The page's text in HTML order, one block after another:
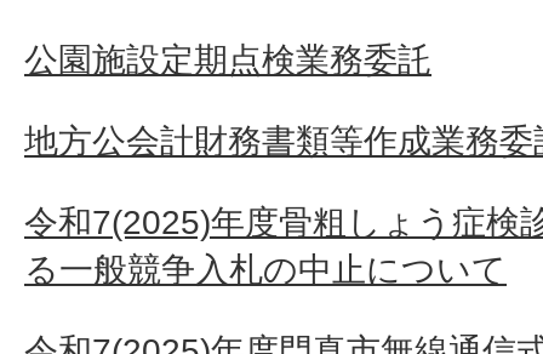
公園施設定期点検業務委託
地方公会計財務書類等作成業務委
令和7(2025)年度骨粗しょう症検
る一般競争入札の中止について